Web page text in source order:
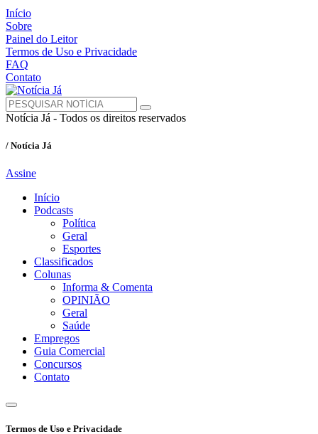
Início
Sobre
Painel do Leitor
Termos de Uso e Privacidade
FAQ
Contato
Notícia Já - Todos os direitos reservados
/ Notícia Já
Assine
Início
Podcasts
Política
Geral
Esportes
Classificados
Colunas
Informa & Comenta
OPINIÃO
Geral
Saúde
Empregos
Guia Comercial
Concursos
Contato
Termos de Uso e Privacidade